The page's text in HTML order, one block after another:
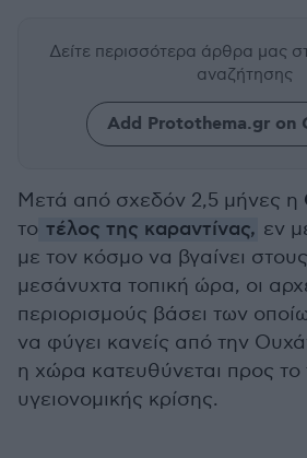
Δείτε περισσότερα άρθρα μας
αναζήτησης
Add Protothema.gr on
Μετά από σχεδόν 2,5 μήνες η
το τέλος της καραντίνας, εν
με τον κόσμο να βγαίνει
μεσάνυχτα τοπική ώρα, οι
περιορισμούς βάσει των
να φύγει κανείς από την
η χώρα κατευθύνεται προς το
υγειονομικής κρίσης.